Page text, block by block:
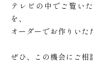
商
テレビの中でご覧い
を、
オーダーでお作りいた
ぜひ、この機会にご相